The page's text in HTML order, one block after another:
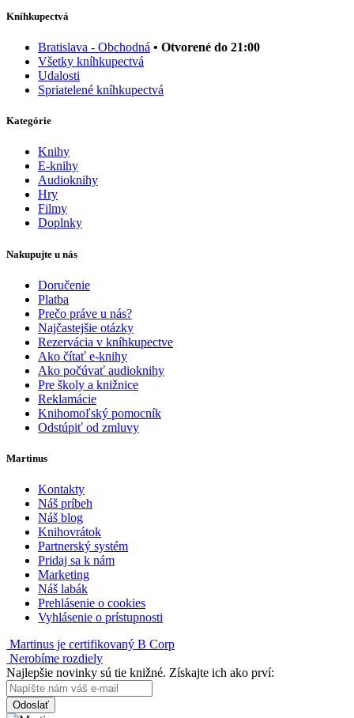
Kníhkupectvá
Bratislava - Obchodná • Otvorené do 21:00
Všetky kníhkupectvá
Udalosti
Spriatelené kníhkupectvá
Kategórie
Knihy
E-knihy
Audioknihy
Hry
Filmy
Doplnky
Nakupujte u nás
Doručenie
Platba
Prečo práve u nás?
Najčastejšie otázky
Rezervácia v kníhkupectve
Ako čítať e-knihy
Ako počúvať audioknihy
Pre školy a knižnice
Reklamácie
Knihomoľský pomocník
Odstúpiť od zmluvy
Martinus
Kontakty
Náš príbeh
Náš blog
Knihovrátok
Partnerský systém
Pridaj sa k nám
Marketing
Náš labák
Prehlásenie o cookies
Vyhlásenie o prístupnosti
Martinus je certifikovaný B Corp
Nerobíme rozdiely
Najlepšie novinky sú tie knižné. Získajte ich ako prví:
Odoslať